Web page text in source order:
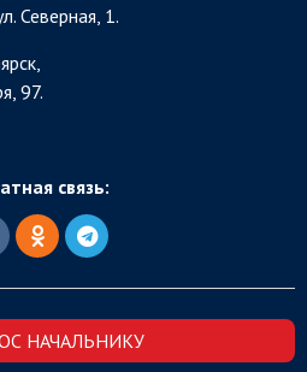
Северная, 1.
97.
связь:
НАЧАЛЬНИКУ